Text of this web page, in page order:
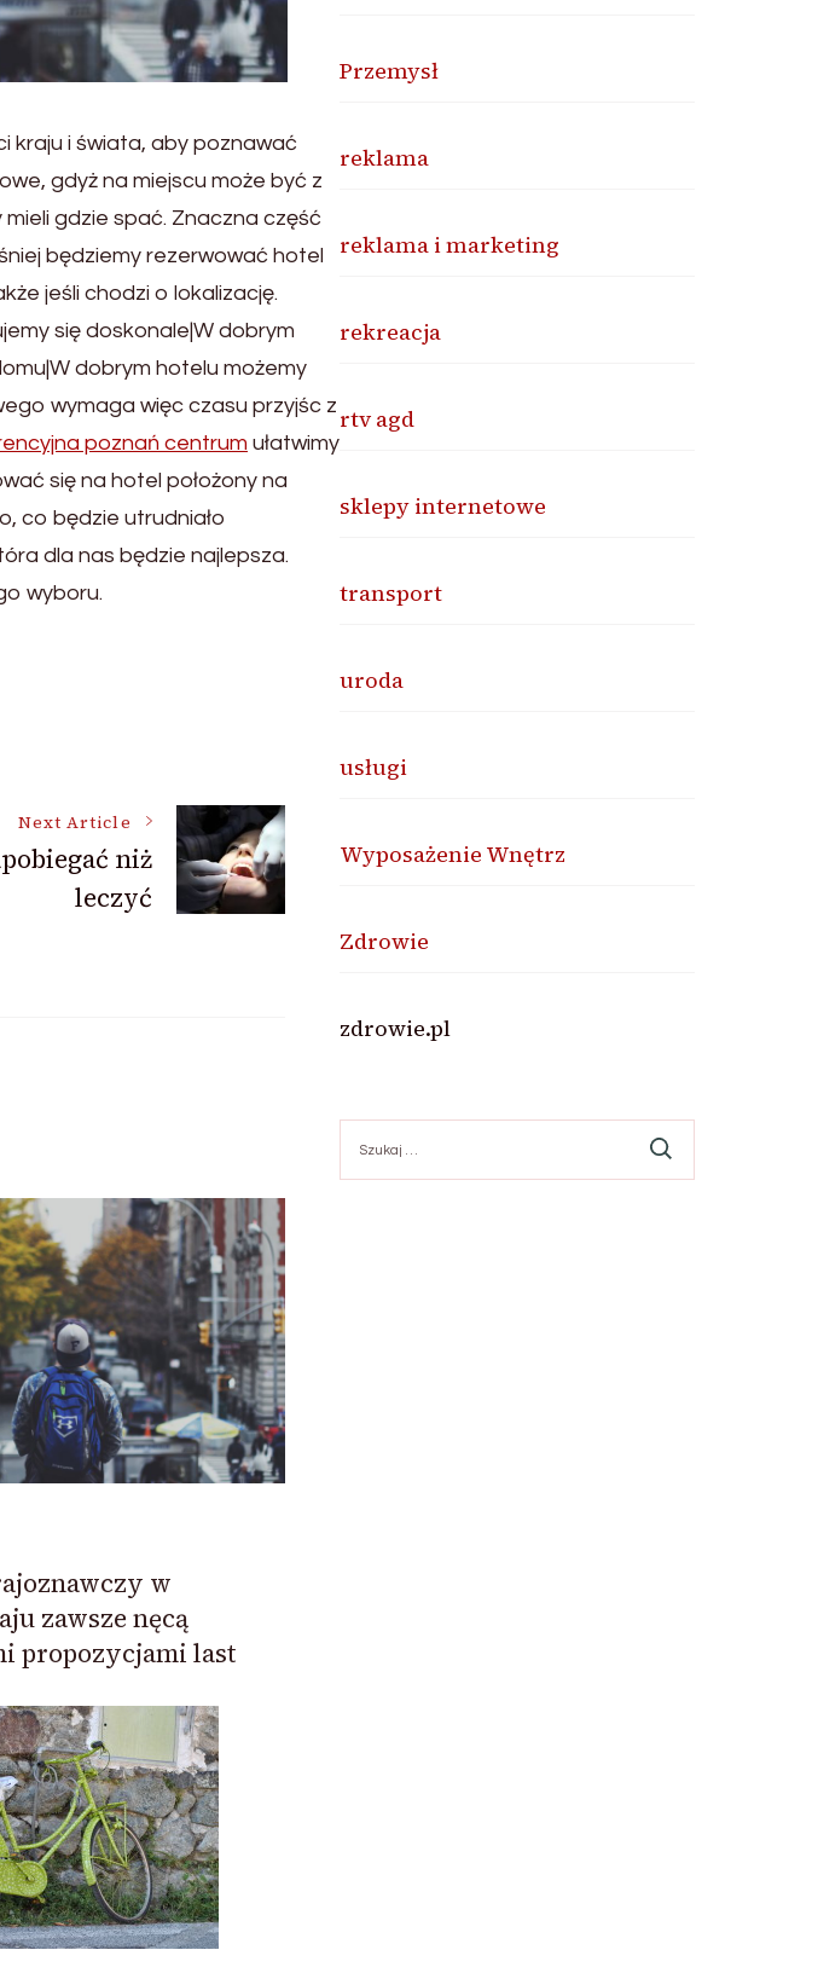
kraju i świata, aby poznawać
gdyż na miejscu może być z
gdzie spać. Znaczna część
będziemy rezerwować hotel
jeśli chodzi o lokalizację.
się doskonale|W dobrym
dobrym hotelu możemy
wymaga więc czasu przyjśc z
poznań centrum ułatwimy
się na hotel położony na
co będzie utrudniało
dla nas będzie najlepsza.
wyboru.
Next Article
niż
leczyć
w
zawsze nęcą
propozycjami last
Przemysł
reklama
reklama i marketing
rekreacja
rtv agd
sklepy internetowe
transport
uroda
usługi
Wyposażenie Wnętrz
Zdrowie
zdrowie.pl